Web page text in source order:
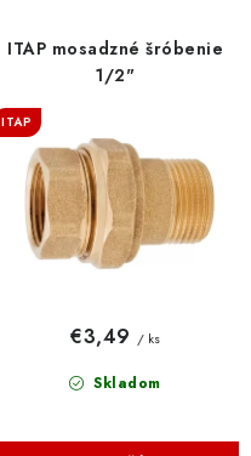
ITAP mosadzné šróbenie
1/2"
ITAP
Skladom
€3,49 / ks